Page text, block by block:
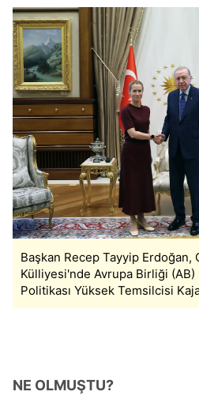
Başkan Recep Tayyip Erdoğan,
Külliyesi'nde Avrupa Birliği
Politikası Yüksek Temsilcisi
NE OLMUŞTU?